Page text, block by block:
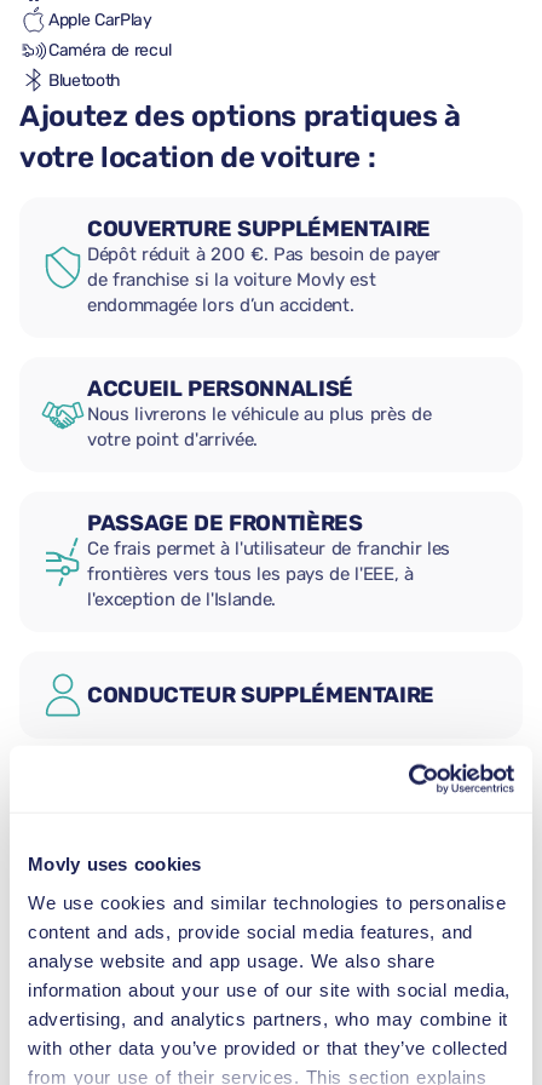
Movly uses cookies
We use cookies and similar technologies to personalise
content and ads, provide social media features, and
analyse website and app usage. We also share
information about your use of our site with social media,
advertising, and analytics partners, who may combine it
with other data you’ve provided or that they’ve collected
from your use of their services. This section explains
Apple CarPlay
Caméra de recul
Bluetooth
Ajoutez des options pratiques à
votre location de voiture :
COUVERTURE SUPPLÉMENTAIRE
Dépôt réduit à 200 €. Pas besoin de payer
de franchise si la voiture Movly est
endommagée lors d’un accident.
ACCUEIL PERSONNALISÉ
Nous livrerons le véhicule au plus près de
votre point d'arrivée.
PASSAGE DE FRONTIÈRES
Ce frais permet à l'utilisateur de franchir les
frontières vers tous les pays de l'EEE, à
l'exception de l'Islande.
CONDUCTEUR SUPPLÉMENTAIRE
SIÈGE AUTO ENFANT
9–18 kg
REHAUSSEUR
15–36 kg